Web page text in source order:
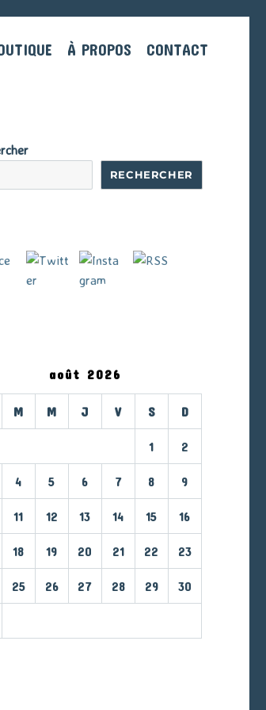
À PROPOS CONTACT
RECHERCHER
août 2026
M M J V S D
1 2
4 5 6 7 8 9
11 12 13 14 15 16
18 19 20 21 22 23
25 26 27 28 29 30